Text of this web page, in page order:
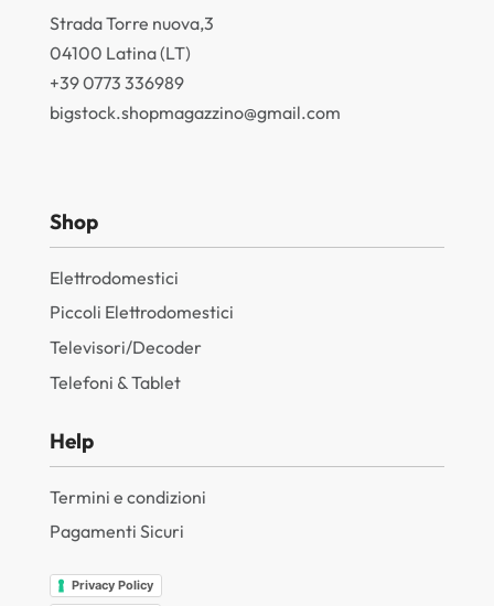
Strada Torre nuova,3
04100 Latina (LT)
+39 0773 336989
bigstock.shopmagazzino@gmail.com
Shop
Elettrodomestici
Piccoli Elettrodomestici
Televisori/Decoder
Telefoni & Tablet
Help
Termini e condizioni
Pagamenti Sicuri
Privacy Policy